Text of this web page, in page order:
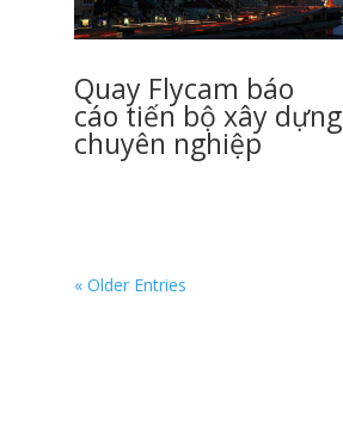
Quay Flycam báo
cáo tiến bộ xây dựng
chuyên nghiệp
« Older Entries